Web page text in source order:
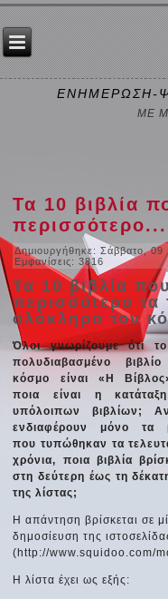
ΕΝΗΜΕΡΩΣΗ-
ΜΕ
Τα 10 βιβλία
περισσότερο...
Δημιουργήθηκε: Σάββατο, 09
Εμφανίσεις: 3816
Τα 10 βιβλία
περισσότερο τα
ολόκληρο τον
Όλοι γνωρίζουμε ότι
πολυδιαβασμένο
κόσμο είναι «Η
ποια είναι η
υπόλοιπων βιβλίων;
ενδιαφέρουν μόνο τα
που τυπώθηκαν τα
χρόνια, ποια βιβλία
στη δεύτερη έως τη
της λίστας;
Η απάντηση βρίσκεται σε
δημοσίευση της
(http://www.squidoo.com/
Η λίστα έχει ως εξής: